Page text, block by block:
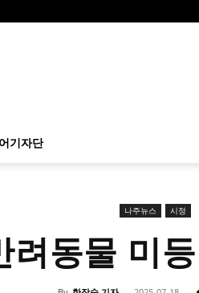
기자단
나주뉴스 시정
려동물 미